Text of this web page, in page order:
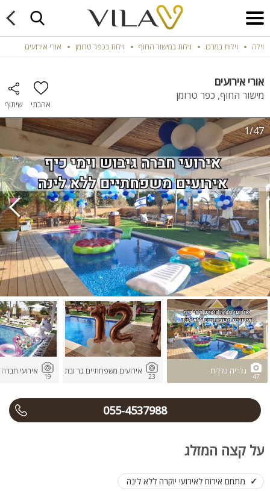
וילה וילות במרכז וילות במישור החוף וילות בכפר טרומן אורי אירועים
אורי אירועים
מישור החוף, כפר טרומן
אהבתי שיתוף
1/47
47
גלריה כללית
23
אירועים משפחתיים בר ובת מצווה
19
אירועי חברה
055-4537988
על קצה המזלג
מתחם אירוח לאירועי יוקרה ללא לינה